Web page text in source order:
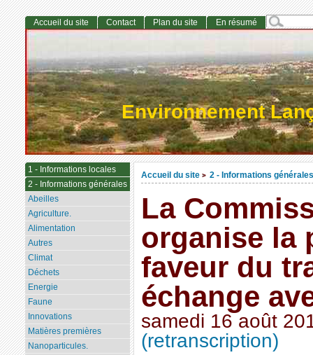
Environnement
Accueil du site > 2 - Informations générales
La
organise la
faveur du
échange
samedi 16 août
(retranscription)
Accueil du site Contact Plan du site En résumé
1 - Informations locales
2 - Informations générales
Abeilles
Agriculture.
Alimentation
Autres
Climat
Déchets
Energie
Faune
Innovations
Matières premières
Nanoparticules.